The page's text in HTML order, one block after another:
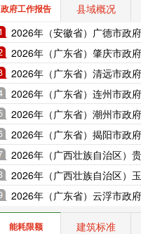
政府工作报告 县域概况
2026年（安徽省）广德市政
2026年（广东省）肇庆市政
2026年（广东省）清远市政
2026年（广东省）连州市政
2026年（广东省）潮州市政
2026年（广东省）揭阳市政
2026年（广西壮族自治区）
作报告
2026年（广西壮族自治区）
作报告
2026年（广东省）云浮市政
能耗限额 建筑标准